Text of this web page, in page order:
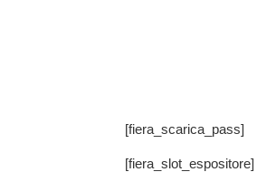
[fiera_scarica_pass]
[fiera_slot_espositore]